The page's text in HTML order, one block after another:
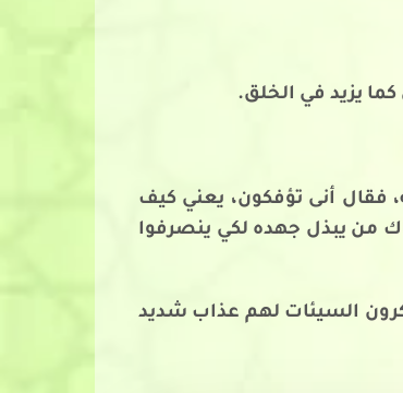
يزيد في الخلق.
فقال أنى تؤفكون، يعني كيف
من يبذل جهده لكي ينصرفوا
السيئات لهم عذاب شديد